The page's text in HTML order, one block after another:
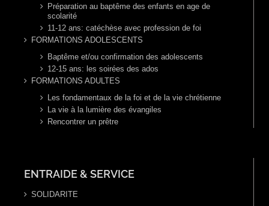
Préparation au baptême des enfants en age de
scolarité
11-12 ans: catéchèse avec profession de foi
FORMATIONS ADOLESCENTS
Baptême et/ou confirmation des adolescents
12-15 ans: les soirées des ados
FORMATIONS ADULTES
Les fondamentaux de la foi et de la vie chrétienne
La vie à la lumière des évangiles
Rencontrer un prêtre
ENTRAIDE & SERVICE
SOLIDARITE